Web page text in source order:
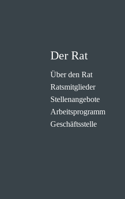
Der Rat
Über den Rat
Ratsmitglieder
Stellenangebote
Arbeitsprogramm
Geschäftsstelle